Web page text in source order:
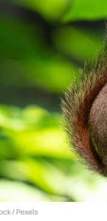
/ Pexels